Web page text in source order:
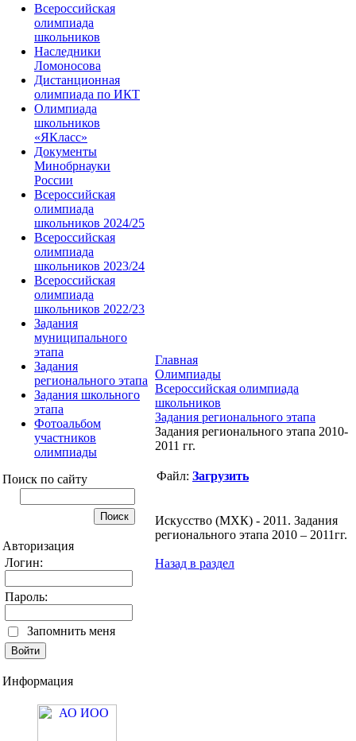
Всероссийская
олимпиада
школьников
Наследники
Ломоносова
Дистанционная
олимпиада по ИКТ
Олимпиада
школьников
«ЯКласс»
Документы
Минобрнауки
России
Всероссийская
олимпиада
школьников 2024/25
Всероссийская
олимпиада
школьников 2023/24
Всероссийская
олимпиада
школьников 2022/23
Задания
муниципального
этапа
Задания
регионального этапа
Задания школьного
этапа
Фотоальбом
участников
олимпиады
Поиск по сайту
Авторизация
Логин:
Пароль:
Запомнить меня
Информация
Главная
Олимпиады
Всероссийская олимпиада
школьников
Задания регионального этапа
Задания регионального этапа 2010-
2011 гг.
Файл: Загрузить
Искусство (МХК) - 2011. Задания
регионального этапа 2010 – 2011гг.
Назад в раздел